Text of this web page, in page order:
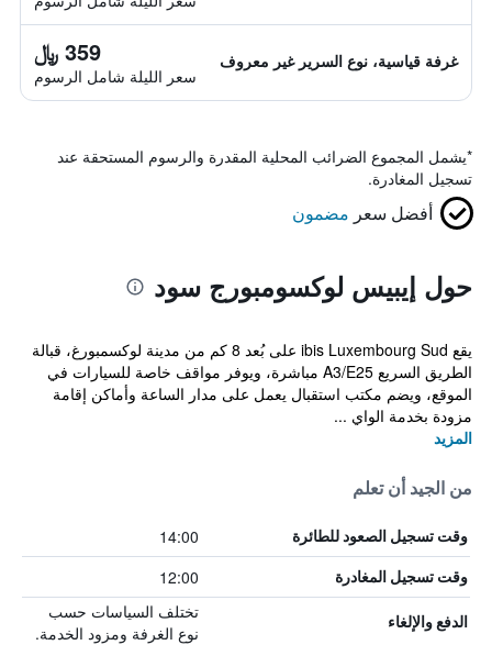
غرفة قياسية، نوع السرير غير معروف 359 ﷼
سعر الليلة شامل الرسوم
*يشمل المجموع الضرائب المحلية المقدرة والرسوم المستحقة عند
تسجيل المغادرة.
أفضل سعر مضمون
حول إيبيس لوكسومبورج سود
يقع ibis Luxembourg Sud على بُعد 8 كم من مدينة لوكسمبورغ، قبالة
الطريق السريع A3/E25 مباشرة، ويوفر مواقف خاصة للسيارات في
الموقع، ويضم مكتب استقبال يعمل على مدار الساعة وأماكن إقامة
مزودة بخدمة الواي ...
المزيد
من الجيد أن تعلم
وقت تسجيل الصعود للطائرة 14:00
وقت تسجيل المغادرة 12:00
الدفع والإلغاء
تختلف السياسات حسب
نوع الغرفة ومزود الخدمة.